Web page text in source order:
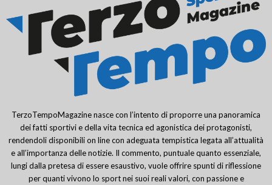
TerzoTempoMagazine nasce con l’intento di proporre una panoramica
dei fatti sportivi e della vita tecnica ed agonistica dei protagonisti,
rendendoli disponibili on line con adeguata tempistica legata all’attualità
e all’importanza delle notizie. Il commento, puntuale quanto essenziale,
lungi dalla pretesa di essere esaustivo, vuole offrire spunti di riflessione
per quanti vivono lo sport nei suoi reali valori, con passione e